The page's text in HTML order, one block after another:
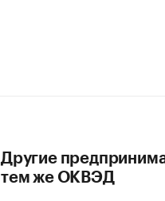
Другие
тем же ОКВЭД